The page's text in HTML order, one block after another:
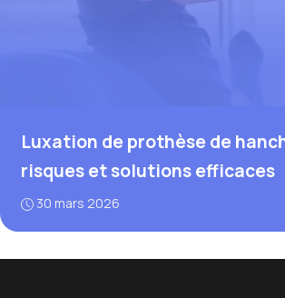
Luxation de prothèse de
risques et solutions efficaces
30 mars 2026